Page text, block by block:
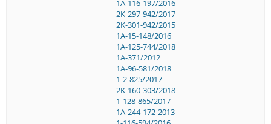
1A-116-197/2016
2K-297-942/2017
2K-301-942/2015
1A-15-148/2016
1A-125-744/2018
1A-371/2012
1A-96-581/2018
1-2-825/2017
2K-160-303/2018
1-128-865/2017
1A-244-172-2013